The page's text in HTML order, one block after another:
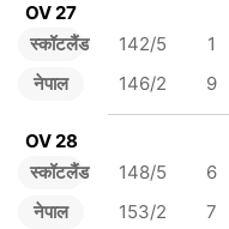
OV 27
स्कॉटलैंड
नेपाल
142/5 1
146/2
9
OV 28
स्कॉटलैंड
नेपाल
148/5 6
153/2
7